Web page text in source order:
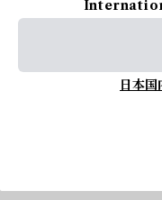
日本国